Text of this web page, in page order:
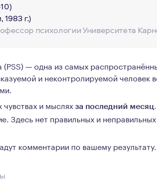
г.)
психологии Университета
— одна из самых
и неконтролируемой
и мыслях за последний месяц
Здесь нет правильных и
комментарии по вашему результату.